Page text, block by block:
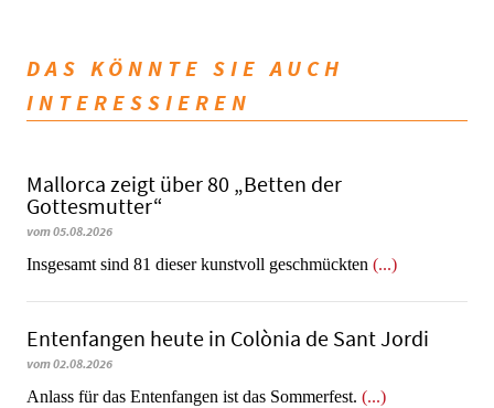
DAS KÖNNTE SIE AUCH
INTERESSIEREN
Mallorca zeigt über 80 „Betten der
Gottesmutter“
vom 05.08.2026
Insgesamt sind 81 dieser kunstvoll geschmückten (...)
Entenfangen heute in Colònia de Sant Jordi
vom 02.08.2026
Anlass für das Entenfangen ist das Sommerfest. (...)